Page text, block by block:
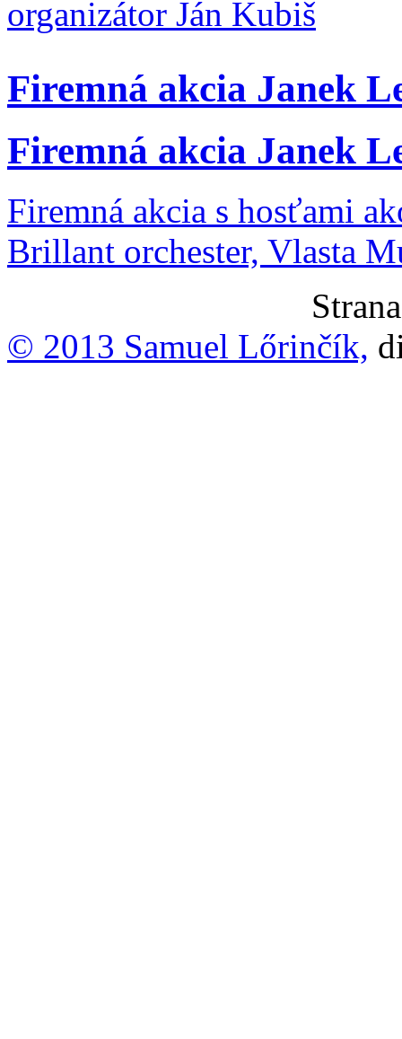
organizátor Ján Kubiš
Firemná akcia Janek
Firemná akcia Janek
Firemná akcia s hosťami
Brillant orchester, Vlasta
© 2013 Samuel Lőrinčík,